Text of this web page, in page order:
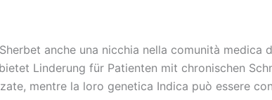
anche una nicchia nella comunità
Linderung für Patienten mit chronischen
mentre la loro genetica Indica può essere